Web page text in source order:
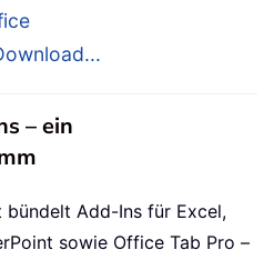
– ein
bündelt Add-Ins für Excel,
sowie Office Tab Pro –